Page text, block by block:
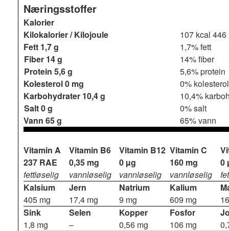
Næringsstoffer
Kalorier
Kilokalorier / Kilojoule
107 kcal 446
Fett 1,7 g
1,7% fett
Fiber 14 g
14% fiber
Protein 5,6 g
5,6% protein
Kolesterol0 mg
0% kolesterol
Karbohydrater 10,4 g
10,4%
Salt0 g
0% salt
Vann 65 g 65% vann
Vitamin A
237 RAE
fettløselig
Vitamin B6
0,35 mg
vannløselig
Vitamin B12
0 µg
vannløselig
Vitamin C
160 mg
vannløselig
0
Kalsium
405 mg
Jern
17,4 mg
Natrium
9 mg
Kalium
609 mg
Sink
1,8 mg
Selen
–
Kopper
0,56 mg
Fosfor
106 mg